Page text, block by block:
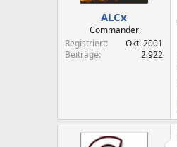
ALCx
Commander
Registriert
Okt. 2001
Beiträge
2.922